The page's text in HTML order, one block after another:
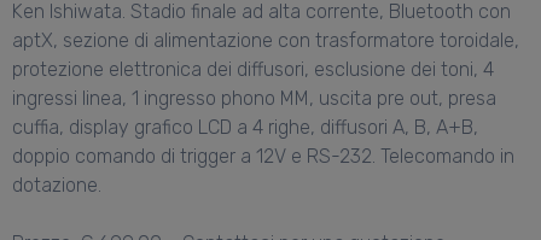
Ken Ishiwata. Stadio finale ad alta corrente, Bluetooth con
aptX, sezione di alimentazione con trasformatore toroidale,
protezione elettronica dei diffusori, esclusione dei toni, 4
ingressi linea, 1 ingresso phono MM, uscita pre out, presa
cuffia, display grafico LCD a 4 righe, diffusori A, B, A+B,
doppio comando di trigger a 12V e RS-232. Telecomando in
dotazione.